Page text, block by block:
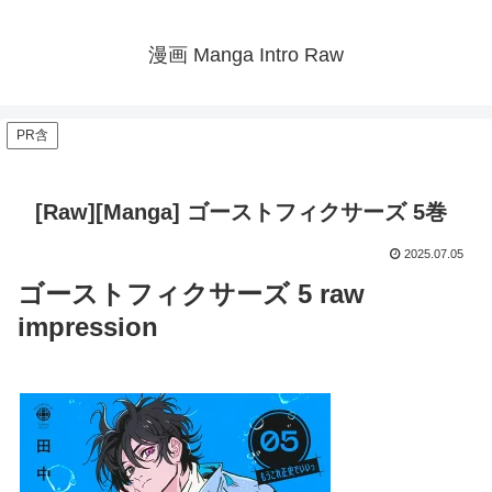
漫画 Manga Intro Raw
PR含
[Raw][Manga] ゴーストフィクサーズ 5巻
2025.07.05
ゴーストフィクサーズ 5 raw
impression